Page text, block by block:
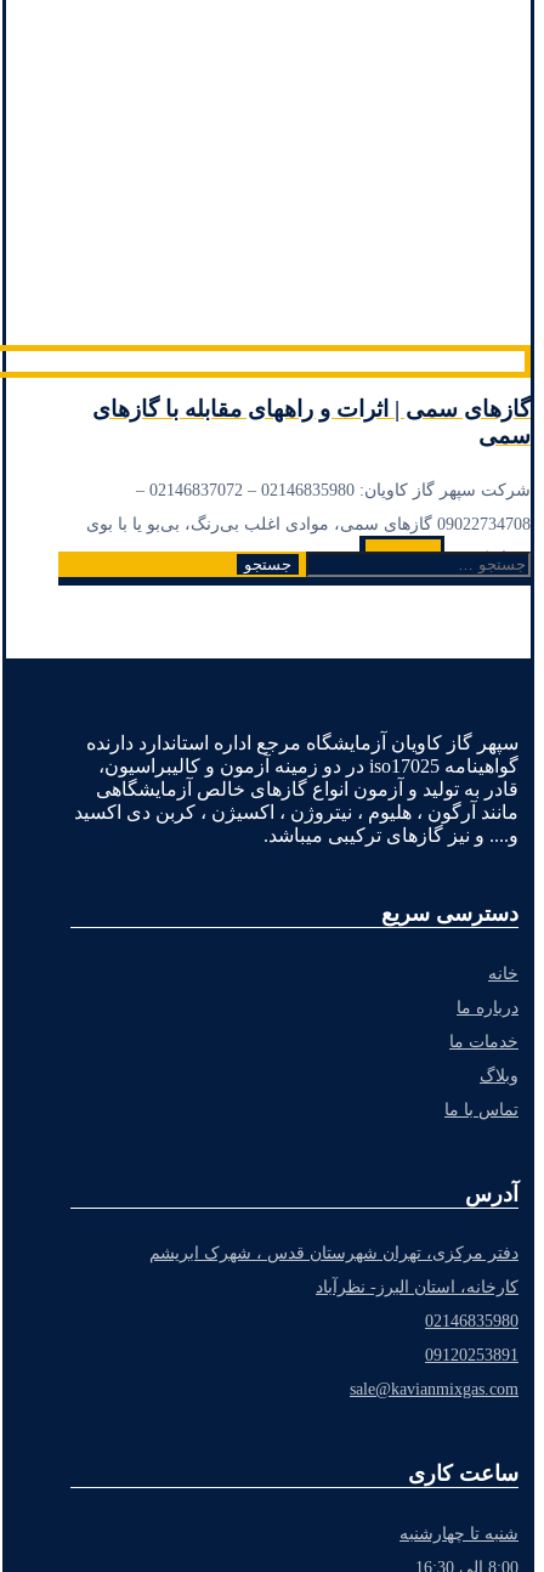
گازهای سمی | اثرات و راههای مقابله با گازهای
سمی
شرکت سپهر گاز کاویان: 02146835980 – 02146837072 –
09022734708 گازهای سمی، موادی اغلب بی‌رنگ، بی‌بو یا با بوی
بسیار کم ... Read More
جستجو
برای:
سپهر گاز کاویان آزمایشگاه مرجع اداره استاندارد دارنده
گواهینامه iso17025 در دو زمینه آزمون و کالیبراسیون،
قادر به تولید و آزمون انواع گازهای خالص آزمایشگاهی
مانند آرگون ، هلیوم ، نیتروژن ، اکسیژن ، کربن دی اکسید
و.... و نیز گازهای ترکیبی میباشد.
دسترسی سریع
خانه
درباره ما
خدمات ما
وبلاگ
تماس با ما
آدرس
دفتر مرکزی، تهران شهرستان قدس ، شهرک ابریشم
کارخانه، استان البرز- نظرآباد
02146835980
09120253891
sale@kavianmixgas.com
ساعت کاری
شنبه تا چهارشنبه
8:00 الی 16:30